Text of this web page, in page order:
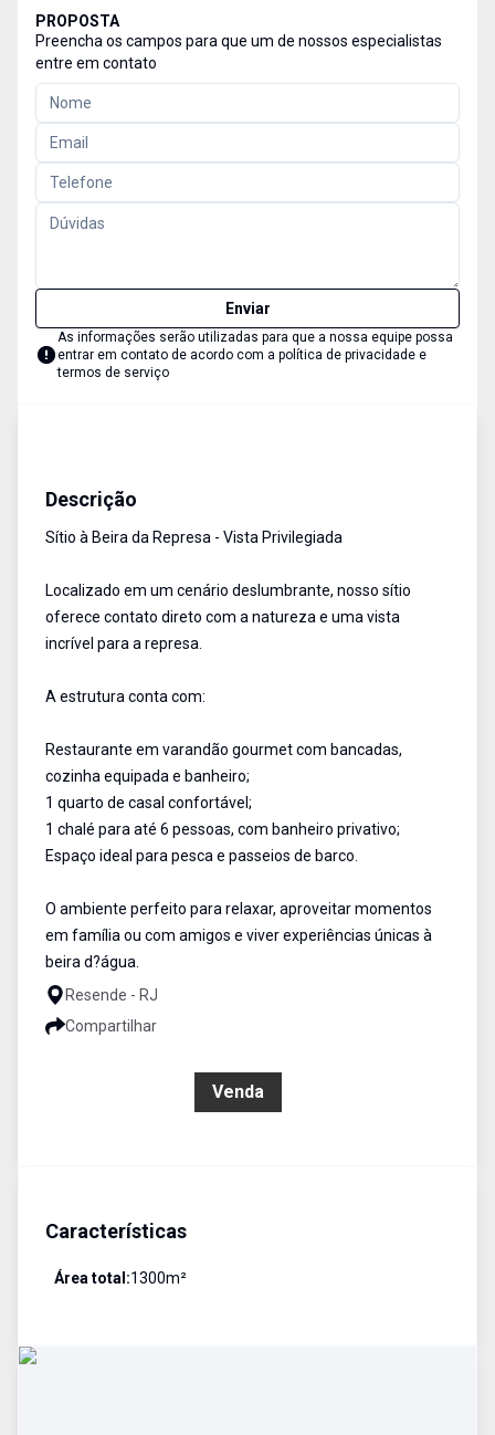
PROPOSTA
Preencha os campos para que um de nossos especialistas
entre em contato
Enviar
As informações serão utilizadas para que a nossa equipe possa
entrar em contato de acordo com a política de privacidade e
termos de serviço
Descrição
Sítio à Beira da Represa - Vista Privilegiada
Localizado em um cenário deslumbrante, nosso sítio
oferece contato direto com a natureza e uma vista
incrível para a represa.
A estrutura conta com:
Restaurante em varandão gourmet com bancadas,
cozinha equipada e banheiro;
1 quarto de casal confortável;
1 chalé para até 6 pessoas, com banheiro privativo;
Espaço ideal para pesca e passeios de barco.
O ambiente perfeito para relaxar, aproveitar momentos
em família ou com amigos e viver experiências únicas à
beira d?água.
Resende - RJ
Compartilhar
Venda
Características
Área total:1300m²